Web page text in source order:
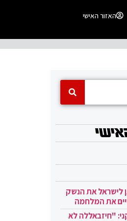
האזור האישי
לישראל את הנשק
את המלחמה
"חיזבאללה לא